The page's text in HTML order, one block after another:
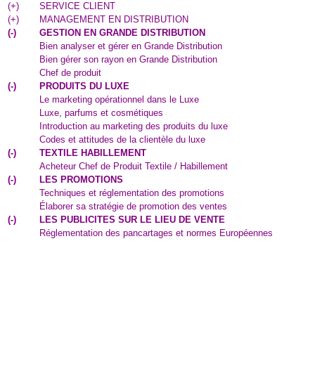
(+)
SERVICE CLIENT
(+)
MANAGEMENT EN DISTRIBUTION
(-)
GESTION EN GRANDE DISTRIBUTION
Bien analyser et gérer en Grande Distribution
Bien gérer son rayon en Grande Distribution
Chef de produit
(-)
PRODUITS DU LUXE
Le marketing opérationnel dans le Luxe
Luxe, parfums et cosmétiques
Introduction au marketing des produits du luxe
Codes et attitudes de la clientèle du luxe
(-)
TEXTILE HABILLEMENT
Acheteur Chef de Produit Textile / Habillement
(-)
LES PROMOTIONS
Techniques et réglementation des promotions
Élaborer sa stratégie de promotion des ventes
(-)
LES PUBLICITES SUR LE LIEU DE VENTE
Réglementation des pancartages et normes Européennes